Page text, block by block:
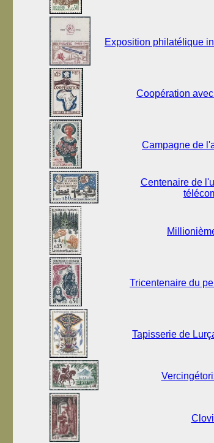
Exposition philatélique
Coopération
Campagne de
Centenaire de
Tricentenaire du
Tapisserie de